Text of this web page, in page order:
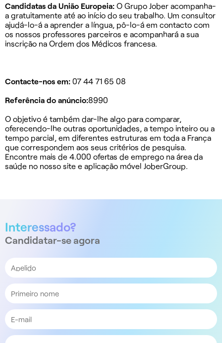
Candidatas da União Europeia: O Grupo Jober acompanha-
a gratuitamente até ao início do seu trabalho. Um consultor
ajudá-lo-á a aprender a língua, pô-lo-á em contacto com
os nossos professores parceiros e acompanhará a sua
inscrição na Ordem dos Médicos francesa.
Contacte-nos em: 07 44 71 65 08
Referência do anúncio:8990
O objetivo é também dar-lhe algo para comparar,
oferecendo-lhe outras oportunidades, a tempo inteiro ou a
tempo parcial, em diferentes estruturas em toda a França
que correspondem aos seus critérios de pesquisa.
Encontre mais de 4.000 ofertas de emprego na área da
saúde no nosso site e aplicação móvel JoberGroup.
Interessado?
Candidatar-se agora